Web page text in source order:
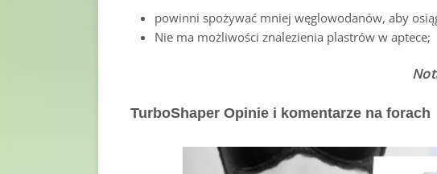
powinni spożywać mniej węglowodanów, aby
Nie ma możliwości znalezienia plastrów w aptece;
TurboShaper Opinie i komentarze na forach